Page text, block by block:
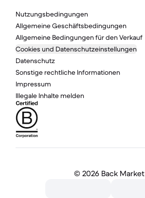
Nutzungsbedingungen
Allgemeine Geschäftsbedingungen
Allgemeine Bedingungen für den Verkauf
Cookies und Datenschutzeinstellungen
Datenschutz
Sonstige rechtliche Informationen
Impressum
Illegale Inhalte melden
© 2026 Back Market